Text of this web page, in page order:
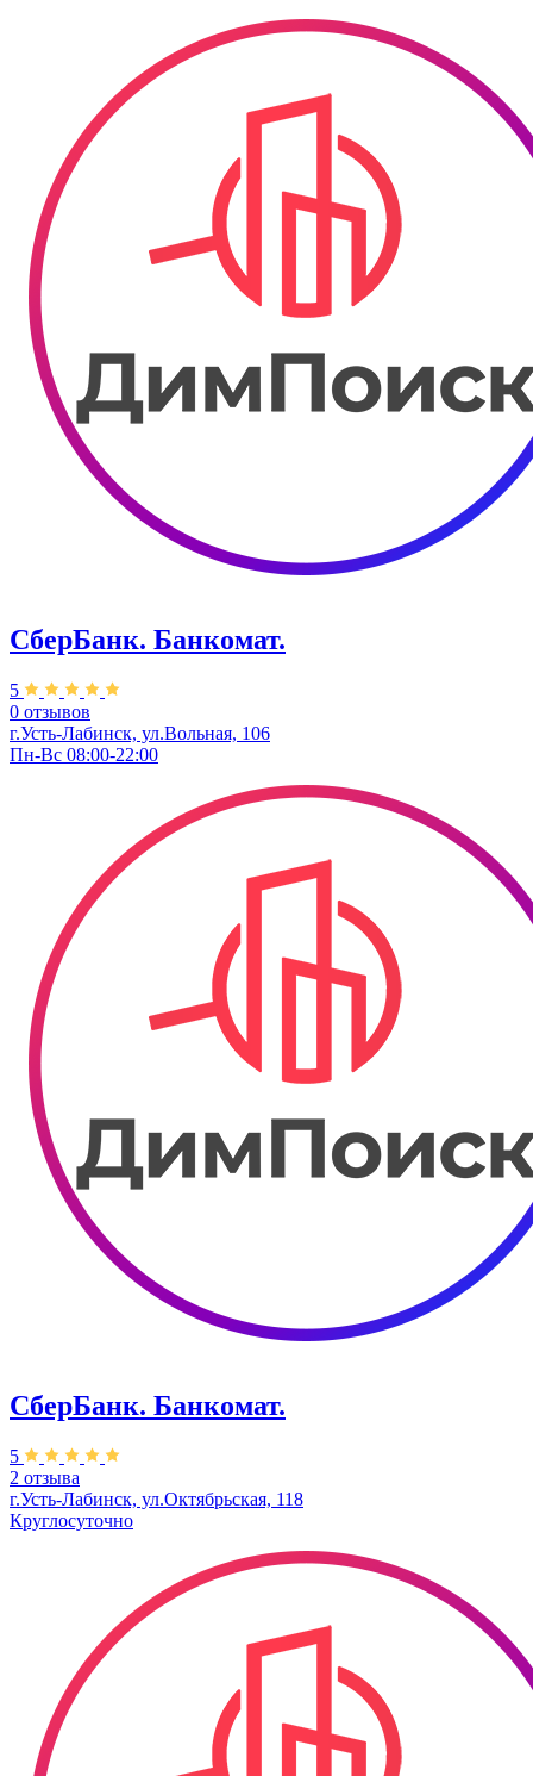
СберБанк. Банкомат.
5
0 отзывов
г.Усть-Лабинск, ул.Вольная, 106
Пн-Вс 08:00-22:00
СберБанк. Банкомат.
5
2 отзыва
г.Усть-Лабинск, ул.​Октябрьская, 118
Круглосуточно